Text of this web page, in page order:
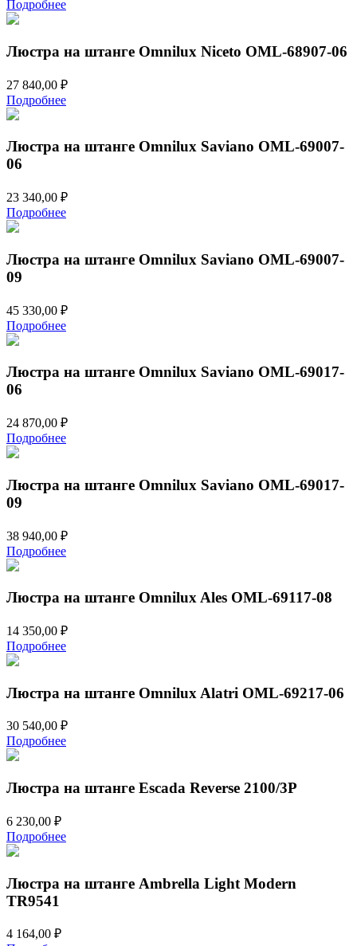
Подробнее
Люстра на штанге Omnilux Niceto OML-68907-06
27 840,00 ₽
Подробнее
Люстра на штанге Omnilux Saviano OML-69007-
06
23 340,00 ₽
Подробнее
Люстра на штанге Omnilux Saviano OML-69007-
09
45 330,00 ₽
Подробнее
Люстра на штанге Omnilux Saviano OML-69017-
06
24 870,00 ₽
Подробнее
Люстра на штанге Omnilux Saviano OML-69017-
09
38 940,00 ₽
Подробнее
Люстра на штанге Omnilux Ales OML-69117-08
14 350,00 ₽
Подробнее
Люстра на штанге Omnilux Alatri OML-69217-06
30 540,00 ₽
Подробнее
Люстра на штанге Escada Reverse 2100/3P
6 230,00 ₽
Подробнее
Люстра на штанге Ambrella Light Modern
TR9541
4 164,00 ₽